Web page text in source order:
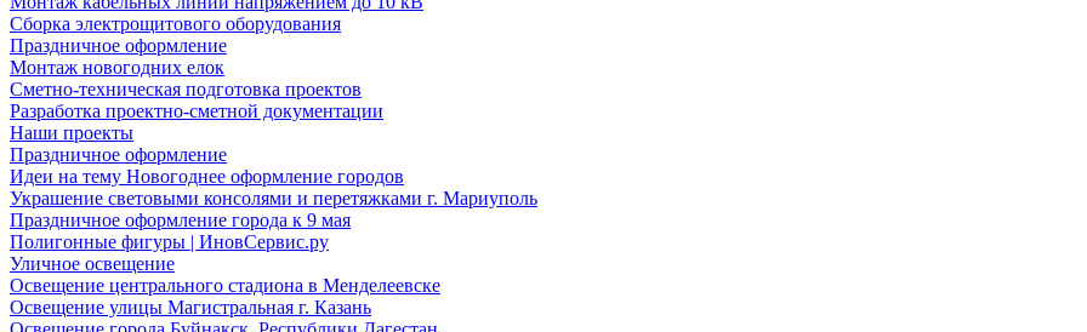
Сборка электрощитового оборудования
Праздничное оформление
Монтаж новогодних елок
Сметно-техническая подготовка проектов
Разработка проектно-сметной документации
Наши проекты
Праздничное оформление
Идеи на тему Новогоднее оформление городов
Украшение световыми консолями и перетяжками г. Мариуполь
Праздничное оформление города к 9 мая
Полигонные фигуры | ИновСервис.ру
Уличное освещение
Освещение центрального стадиона в Менделеевске
Освещение улицы Магистральная г. Казань